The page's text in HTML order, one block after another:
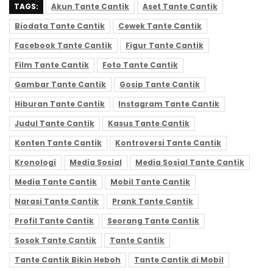
TAGS: Akun Tante Cantik
Aset Tante Cantik
Biodata Tante Cantik
Cewek Tante Cantik
Facebook Tante Cantik
Figur Tante Cantik
Film Tante Cantik
Foto Tante Cantik
Gambar Tante Cantik
Gosip Tante Cantik
Hiburan Tante Cantik
Instagram Tante Cantik
Judul Tante Cantik
Kasus Tante Cantik
Konten Tante Cantik
Kontroversi Tante Cantik
Kronologi
Media Sosial
Media Sosial Tante Cantik
Media Tante Cantik
Mobil Tante Cantik
Narasi Tante Cantik
Prank Tante Cantik
Profil Tante Cantik
Seorang Tante Cantik
Sosok Tante Cantik
Tante Cantik
Tante Cantik Bikin Heboh
Tante Cantik di Mobil